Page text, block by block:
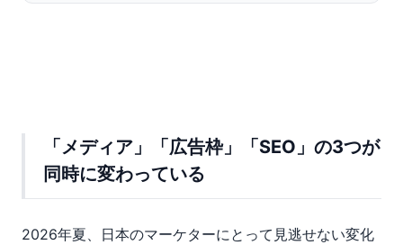
「メディア」「広告枠」「SEO」の3つが
同時に変わっている
2026年夏、日本のマーケターにとって見逃せない変化